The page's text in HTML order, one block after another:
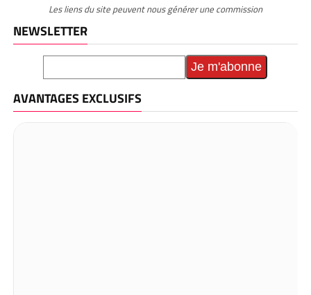
Les liens du site peuvent nous générer une commission
NEWSLETTER
AVANTAGES EXCLUSIFS